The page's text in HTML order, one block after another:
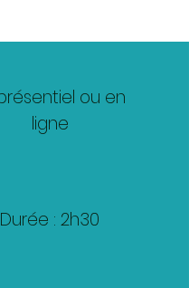
ou en
ligne
Durée : 2h30